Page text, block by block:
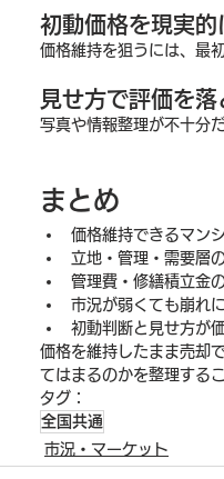
初動価格を現実的
価格維持を狙うには、最
見せ方で評価を落
写真や情報整理が不十分
まとめ
価格維持できるマン
立地・管理・需要層
管理費・修繕積立金
市況が弱くても崩れ
初動判断と見せ方が
価格を維持したまま売却
てはまるのかを整理する
タグ：
全国共通
市況・マーケット